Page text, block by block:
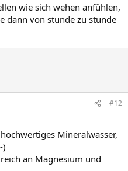
wie sich wehen anfühlen,
dann von stunde zu stunde
#12
Mineralwasser,
)
an Magnesium und